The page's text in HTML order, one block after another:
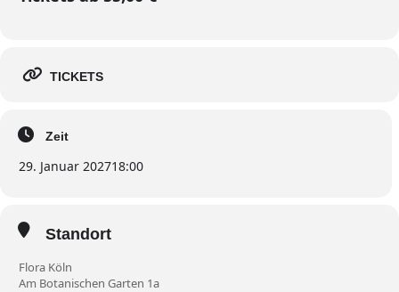
TICKETS
Zeit
29. Januar 202718:00
Standort
Flora Köln
Am Botanischen Garten 1a